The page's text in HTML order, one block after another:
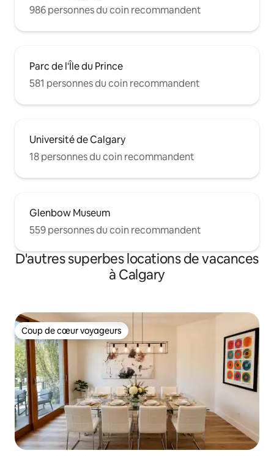
986 personnes du coin recommandent
Parc de l'Île du Prince
581 personnes du coin recommandent
Université de Calgary
18 personnes du coin recommandent
Glenbow Museum
559 personnes du coin recommandent
D'autres superbes locations de vacances
à Calgary
Coup de cœur voyageurs
Coup de cœur voyageurs